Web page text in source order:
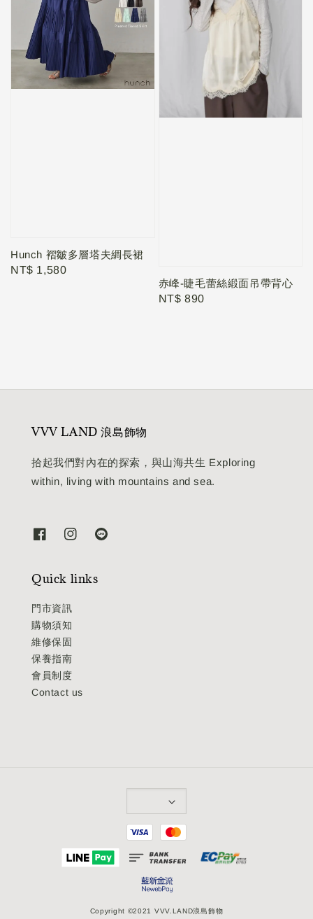
Hunch 褶皺多層塔夫綢長裙
Regular
NT$ 1,580
赤峰-睫毛蕾絲緞面吊帶背心
Regular
NT$ 890
VVV LAND 浪島飾物
拾起我們對內在的探索，與山海共生 Exploring
within, living with mountains and sea.
Quick links
門市資訊
購物須知
維修保固
保養指南
會員制度
Contact us
Copyright ©2021 VVV.LAND浪島飾物